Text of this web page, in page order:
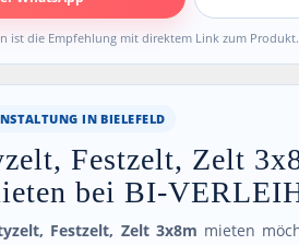
ist die Empfehlung mit direktem Link zum Produkt.
IN BIELEFELD
Festzelt, Zelt
bei BI-
Festzelt, Zelt 3x8m mieten